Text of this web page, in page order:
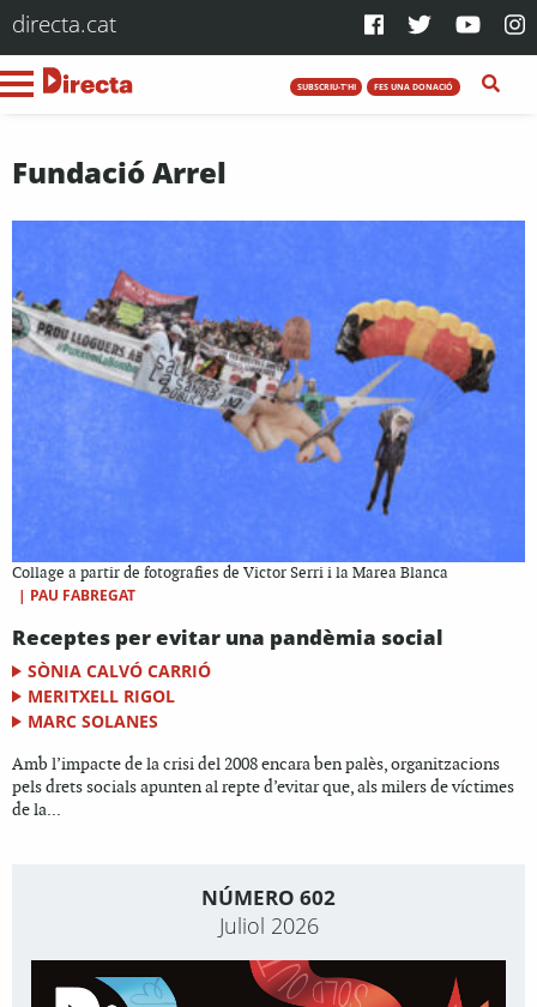
directa.cat
SUBSCRIU-T'HI FES UNA DONACIÓ
Fundació Arrel
Collage a partir de fotografies de Victor Serri i la Marea Blanca
| PAU FABREGAT
Receptes per evitar una pandèmia social
SÒNIA CALVÓ CARRIÓ
MERITXELL RIGOL
MARC SOLANES
Amb l’impacte de la crisi del 2008 encara ben palès, organitzacions
pels drets socials apunten al repte d’evitar que, als milers de víctimes
de la...
NÚMERO 602
Juliol 2026